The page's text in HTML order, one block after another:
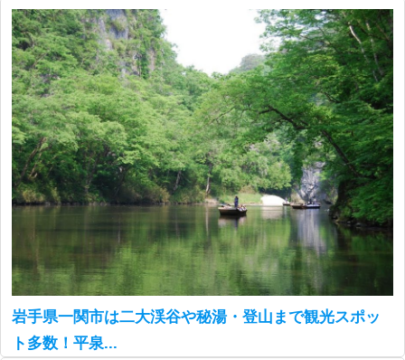
岩手県一関市は二大渓谷や秘湯・登山まで観光スポッ
ト多数！平泉...